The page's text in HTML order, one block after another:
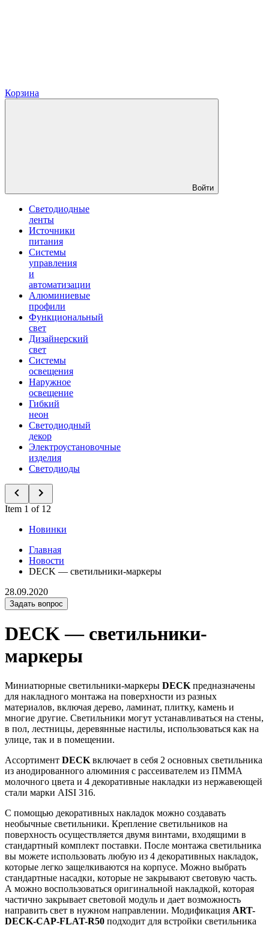
Корзина
Войти
Светодиодные
ленты
Источники
питания
Системы
управления
и
автоматизации
Алюминиевые
профили
Функциональный
свет
Дизайнерский
свет
Системы
освещения
Наружное
освещение
Гибкий
неон
Светодиодный
декор
Электроустановочные
изделия
Светодиоды
Item 1 of 12
Новинки
Главная
Новости
DECK — светильники-маркеры
28.09.2020
Задать вопрос
DECK — светильники-
маркеры
Миниатюрные светильники-маркеры DECK предназначены
для накладного монтажа на поверхности из разных
материалов, включая дерево, ламинат, плитку, камень и
многие другие. Светильники могут устанавливаться на стены,
в пол, лестницы, деревянные настилы, использоваться как на
улице, так и в помещении.
Ассортимент DECK включает в себя 2 основных светильника
из анодированного алюминия с рассеивателем из ПММА
молочного цвета и 4 декоративные накладки из нержавеющей
стали марки AISI 316.
С помощью декоративных накладок можно создавать
необычные светильники. Крепление светильников на
поверхность осуществляется двумя винтами, входящими в
стандартный комплект поставки. После монтажа светильника
вы можете использовать любую из 4 декоративных накладок,
которые легко защелкиваются на корпусе. Можно выбрать
стандартные насадки, которые не закрывают световую часть.
А можно воспользоваться оригинальной накладкой, которая
частично закрывает световой модуль и дает возможность
направить свет в нужном направлении. Модификация ART-
DECK-CAP-FLAT-R50 подходит для встройки светильника